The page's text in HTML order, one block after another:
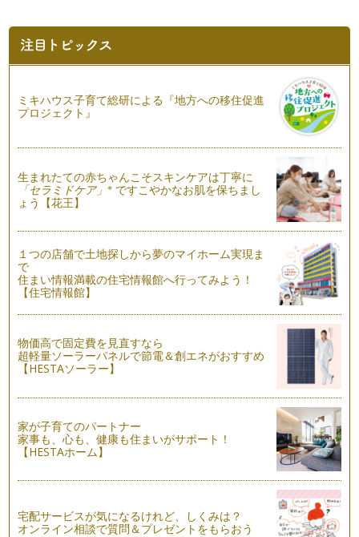
う
これまで、煎茶をいれる際に必要な道具をご紹介してきました
が、今回は「お湯呑」と「お茶碗」に…
【親子で日本茶！⑥】急須の手入れと「湯冷まし」
前回では急須の選び方をご紹介しましたが、今回は急須を使っ
「急須（きゅうす）」が違うとお茶をいれた時の味も変わると
いうくらい、急須は大事な道具です。…
日本で一番よく飲まれている緑茶が「煎茶（せんちゃ）」で
す。 茶葉を蒸したあと、揉み…
【親子で日本茶！③】夏にぴったり！簡単「水出し煎茶」
暑い夏に、お湯を沸かしたり、お湯を使ったりするのはちょっ
と…という方も多いの…
【親子で日本茶！②】「茶葉当てクイズ」で楽しもう
一般的によく目にする日本茶5種類をご紹介します。 写真左か
ら、普通煎茶・深蒸し煎茶…
【親子で日本茶！①】親子のお茶タイムを楽しもう
日本茶講座の参加者のママたちが必ず言う言葉があります。
「お茶の香りに癒されました…
ミキハウス子育て総研による『地方への移住促進
プロジェクト』
生まれたての赤ちゃんこそスキンケアは丁寧に
「セラミドケア」※ ですこやかなお肌を保ちまし
ょう【花王】
１つの店舗で土地探しから夢のマイホーム実現ま
で
住まい情報満載の住宅情報館へ行ってみよう！
【住宅情報館】
物価高で固定費を見直すなら
超軽量ソーラーパネルで節電＆創エネがおすすめ
【HESTAソーラー】
家が子育てのパートナー
家事も、心も、健康も住まいがサポート！
【HESTAホーム】
宅配サービスが気になるけれど、しくみは？
オンライン相談で質問＆プレゼントをもらおう